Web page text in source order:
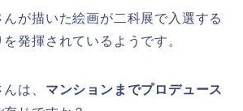
が描いた絵画が二科展で入選する
発揮されているようです。
は、 マンションまでプロデュース